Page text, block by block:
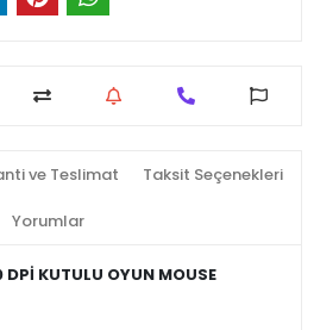
ve Teslimat Taksit Seçenekleri
Yorumlar
KUTULU OYUN MOUSE